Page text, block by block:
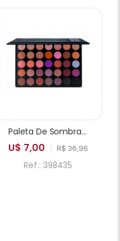
Paleta De Sombras ICANDY Sweetie Cake 35A 35 Cores
U$ 7,00 R$ 36,96
Ref.: 398435